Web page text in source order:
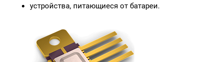
устройства, питающиеся от батареи.